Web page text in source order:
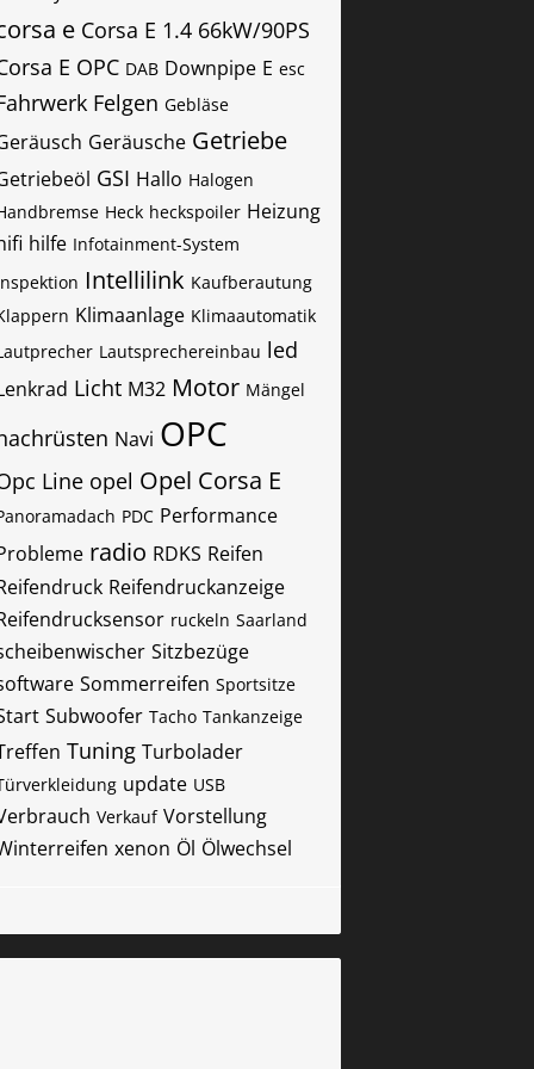
e Corsa E 1.4 66kW/90PS
E OPC DAB Downpipe E esc
Felgen Gebläse
Geräusche Getriebe
GSI Hallo Halogen
Heck heckspoiler Heizung
hilfe Infotainment-System
Intellilink Kaufberautung
Klimaanlage Klimaautomatik
Lautsprechereinbau led
Licht M32 Motor Mängel
Navi OPC
Line opel Opel Corsa E
PDC Performance
radio RDKS Reifen
Reifendruckanzeige
ruckeln Saarland
Sitzbezüge
Sommerreifen Sportsitze
Subwoofer Tacho Tankanzeige
Tuning Turbolader
update USB
Verkauf Vorstellung
xenon Öl Ölwechsel